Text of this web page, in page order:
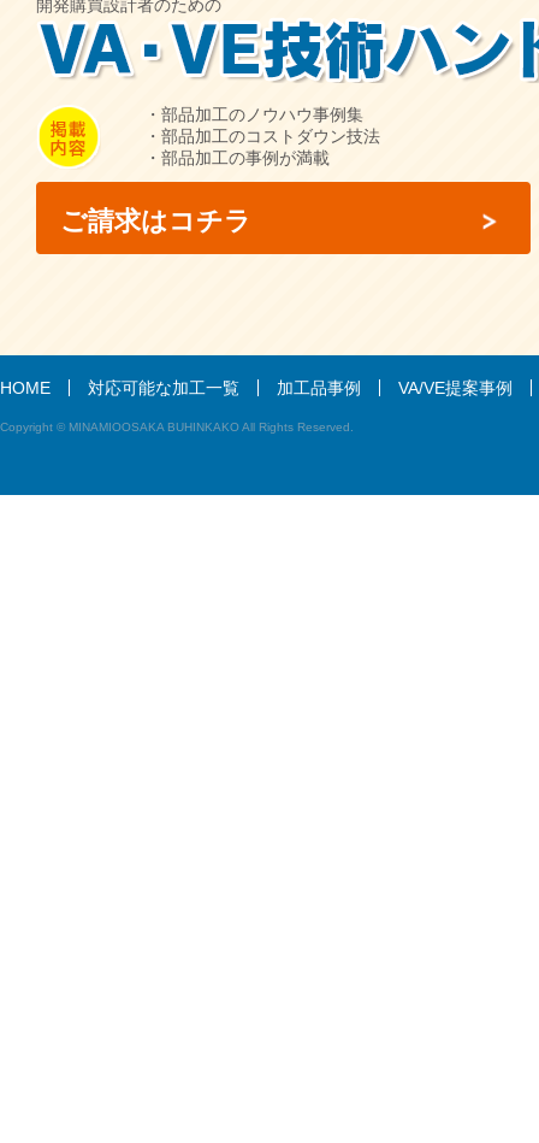
開発購買設計者のための
・部品加工のノウハウ事例集
・部品加工のコストダウン技法
・部品加工の事例が満載
ご請求はコチラ
HOME 対応可能な加工一覧 加工品事例 VA/VE提案事例
Copyright © MINAMIOOSAKA BUHINKAKO All Rights Reserved.